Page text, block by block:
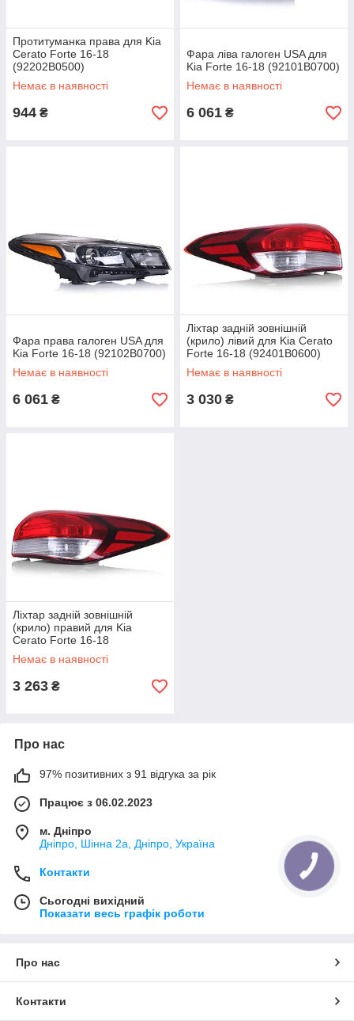
Протитуманка права для Kia
Cerato Forte 16-18
(92202B0500)
Немає в наявності
944 ₴
Фара ліва галоген USA для
Kia Forte 16-18 (92101B0700)
Немає в наявності
6 061 ₴
Фара права галоген USA для
Kia Forte 16-18 (92102B0700)
Немає в наявності
6 061 ₴
Ліхтар задній зовнішній
(крило) лівий для Kia Cerato
Forte 16-18 (92401B0600)
Немає в наявності
3 030 ₴
Ліхтар задній зовнішній
(крило) правий для Kia
Cerato Forte 16-18
(92402B0600)
Немає в наявності
3 263 ₴
Про нас
97% позитивних з 91 відгука за рік
Працює з 06.02.2023
м. Дніпро
Дніпро, Шінна 2а, Дніпро, Україна
Контакти
Сьогодні вихідний
Показати весь графік роботи
Про нас
Контакти